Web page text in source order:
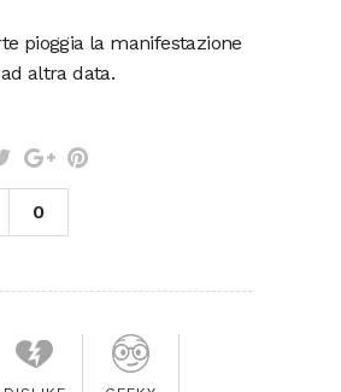
pioggia la manifestazione
altra data.
0